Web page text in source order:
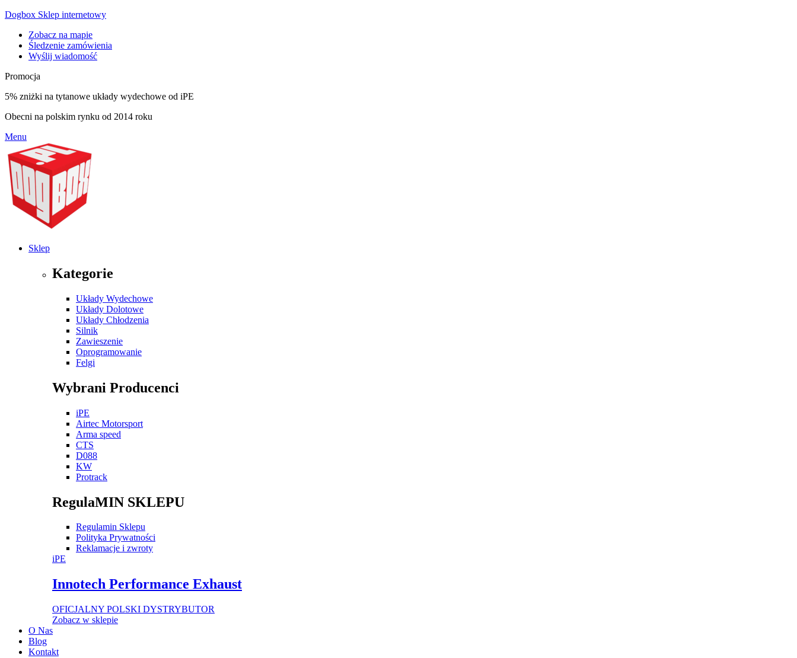
Dogbox Sklep internetowy
Zobacz na mapie
Śledzenie zamówienia
Wyślij wiadomość
Promocja
5% zniżki na tytanowe układy wydechowe od iPE
Obecni na polskim rynku od 2014 roku
Menu
Sklep
Kategorie
Układy Wydechowe
Układy Dolotowe
Układy Chłodzenia
Silnik
Zawieszenie
Oprogramowanie
Felgi
Wybrani Producenci
iPE
Airtec Motorsport
Arma speed
CTS
D088
KW
Protrack
RegulaMIN SKLEPU
Regulamin Sklepu
Polityka Prywatności
Reklamacje i zwroty
iPE
Innotech Performance Exhaust
OFICJALNY POLSKI DYSTRYBUTOR
Zobacz w sklepie
O Nas
Blog
Kontakt